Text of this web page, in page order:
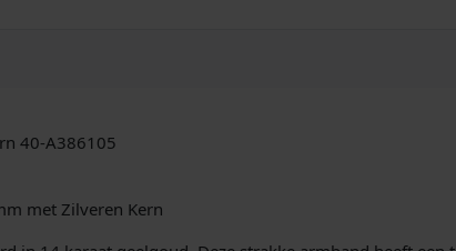
40-A386105
met Zilveren Kern